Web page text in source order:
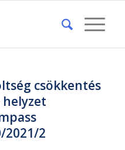
csökkentés
helyzet
2021/2